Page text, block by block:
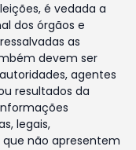
é vedada a
dos órgãos e
as
devem ser
agentes
resultados da
legais,
não apresentem